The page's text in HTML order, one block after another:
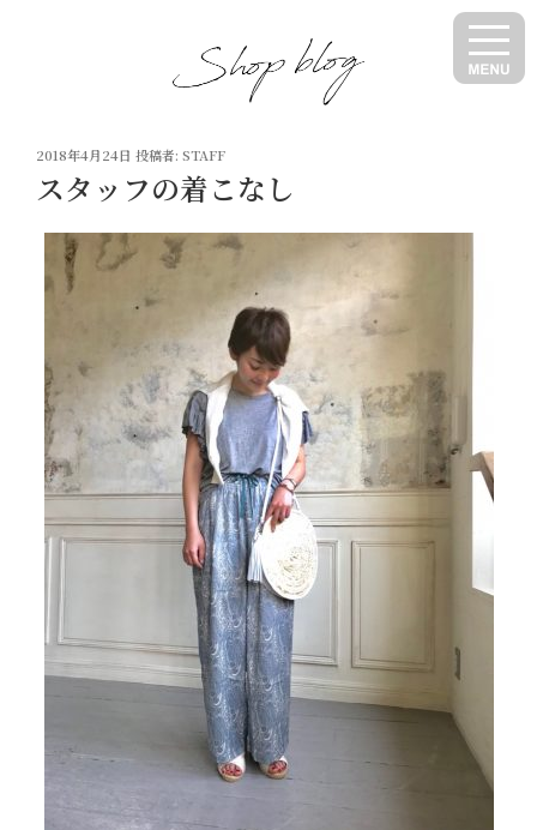
投
日:
2018年4月24日 投稿者: STAFF
スタッフの着こなし